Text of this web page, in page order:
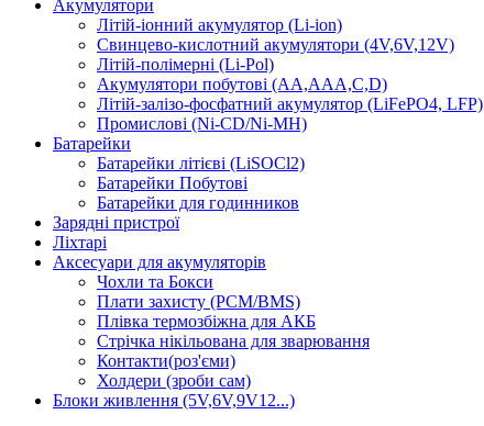
Акумулятори
Літій-іонний акумулятор (Li-ion)
Свинцево-кислотний акумулятори (4V,6V,12V)
Літій-полімерні (Li-Pol)
Акумулятори побутові (AA,AAA,C,D)
Літій-залізо-фосфатний акумулятор (LiFePO4, LFP)
Промислові (Ni-CD/Ni-MH)
Батарейки
Батарейки літієві (LiSOCl2)
Батарейки Побутові
Батарейки для годинников
Зарядні пристрої
Ліхтарі
Аксесуари для акумуляторів
Чохли та Бокси
Плати захисту (PCM/BMS)
Плівка термозбіжна для АКБ
Стрічка нікільована для зварювання
Контакти(роз'єми)
Холдери (зроби сам)
Блоки живлення (5V,6V,9V12...)